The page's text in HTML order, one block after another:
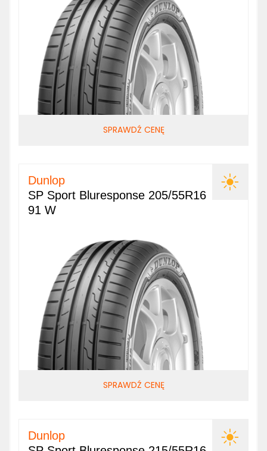
SPRAWDŹ CENĘ
Dunlop
SP Sport Bluresponse 205/55R16
91 W
SPRAWDŹ CENĘ
Dunlop